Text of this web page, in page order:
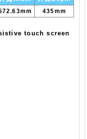
435mm
touch screen